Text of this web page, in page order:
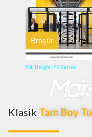
Full Height - YK Series
Broşür
Klasik Tam Boy